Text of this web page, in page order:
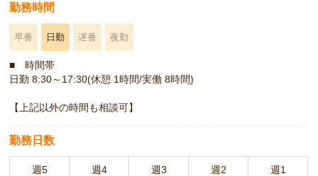
勤務時間
早番 日勤 遅番 夜勤
■ 時間帯
日勤 8:30～17:30(休憩 1時間/実働 8時間)
【上記以外の時間も相談可】
勤務日数
週5 週4 週3 週2 週1